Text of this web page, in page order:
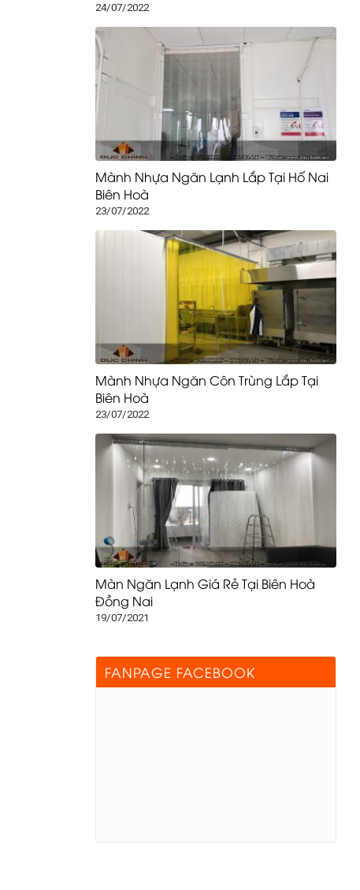
24/07/2022
Mành Nhựa Ngăn Lạnh Lắp Tại Hố Nai
Biên Hoà
23/07/2022
Mành Nhựa Ngăn Côn Trùng Lắp Tại
Biên Hoà
23/07/2022
Màn Ngăn Lạnh Giá Rẻ Tại Biên Hoà
Đồng Nai
19/07/2021
FANPAGE FACEBOOK